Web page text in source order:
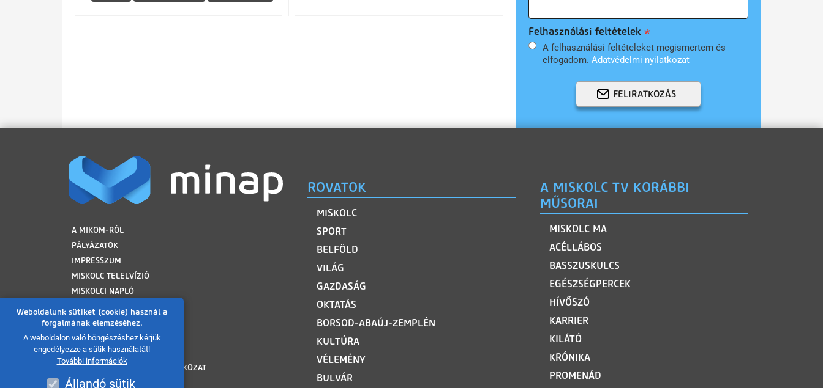
Weboldalunk sütiket (cookie) használ a
forgalmának elemzéséhez.
A weboldalon való böngészéshez kérjük
engedélyezze a sütik használatát!
További információk
Állandó sütik
Felhasználási feltételek
A felhasználási feltételeket megismertem és
elfogadom. Adatvédelmi nyilatkozat
FELIRATKOZÁS
LÁBLÉC
A MIKOM-RÓL
PÁLYÁZATOK
IMPRESSZUM
MISKOLC TELELVÍZIÓ
MISKOLCI NAPLÓ
FELHASZNÁLÁSI FELTÉTELEK
ADATVÉDELMI TÁJÉKOZTATÓ
SÜTI TÁJÉKOZTATÓ
AKADÁLYMENTESÍTÉSI NYILATKOZAT
KÖZÉRDEKŰ ADATOK
ROVATOK
MISKOLC
SPORT
BELFÖLD
VILÁG
GAZDASÁG
OKTATÁS
BORSOD-ABAÚJ-ZEMPLÉN
KULTÚRA
VÉLEMÉNY
BULVÁR
A MISKOLC TV KORÁBBI
MŰSORAI
MISKOLC MA
ACÉLLÁBOS
BASSZUSKULCS
EGÉSZSÉGPERCEK
HÍVŐSZÓ
KARRIER
KILÁTÓ
KRÓNIKA
PROMENÁD